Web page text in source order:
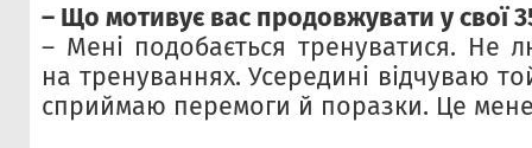
– Що мотивує вас продовжувати у свої
– Мені подобається тренуватися. Не
на тренуваннях. Усередині відчуваю
сприймаю перемоги й поразки. Це